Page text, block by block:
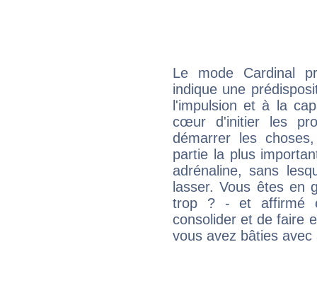
Le mode Cardinal
indique une
l'impulsion et à la
cœur d'initier les
démarrer les
partie la plus
adrénaline, sans
lasser. Vous êtes en
trop ? - et affirmé
consolider et de faire
vous avez bâties avec